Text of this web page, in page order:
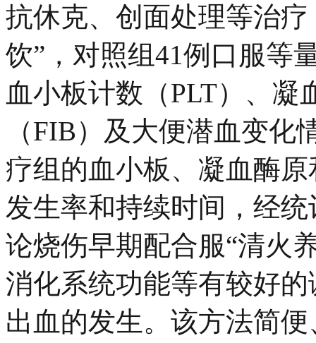
抗休克、创面处理等治
饮”，对照组41例口服等
血小板计数（PLT）、凝
（FIB）及大便潜血变
疗组的血小板、凝血酶
发生率和持续时间，经
论烧伤早期配合服“清火
消化系统功能等有较好
出血的发生。该方法简